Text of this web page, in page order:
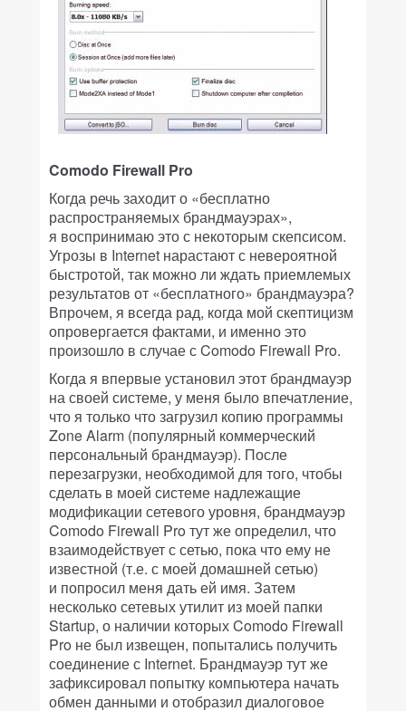
Comodo Firewall Pro
Когда речь заходит о «бесплатно
распространяемых брандмауэрах»,
я воспринимаю это с некоторым скепсисом.
Угрозы в Internet нарастают с невероятной
быстротой, так можно ли ждать приемлемых
результатов от «бесплатного» брандмауэра?
Впрочем, я всегда рад, когда мой скептицизм
опровергается фактами, и именно это
произошло в случае с Comodo Firewall Pro.
Когда я впервые установил этот брандмауэр
на своей системе, у меня было впечатление,
что я только что загрузил копию программы
Zone Alarm (популярный коммерческий
персональный брандмауэр). После
перезагрузки, необходимой для того, чтобы
сделать в моей системе надлежащие
модификации сетевого уровня, брандмауэр
Comodo Firewall Pro тут же определил, что
взаимодействует с сетью, пока что ему не
известной (т.е. с моей домашней сетью)
и попросил меня дать ей имя. Затем
несколько сетевых утилит из моей папки
Startup, о наличии которых Comodo Firewall
Pro не был извещен, попытались получить
соединение с Internet. Брандмауэр тут же
зафиксировал попытку компьютера начать
обмен данными и отобразил диалоговое